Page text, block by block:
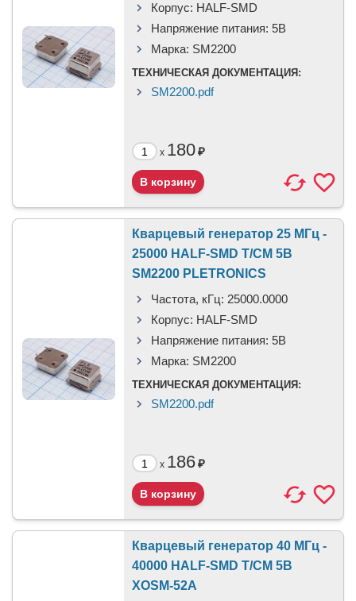
Корпус: HALF-SMD
Напряжение питания: 5В
Марка: SM2200
ТЕХНИЧЕСКАЯ ДОКУМЕНТАЦИЯ:
SM2200.pdf
x 180₽
Кварцевый генератор 25 МГц -
25000 HALF-SMD T/CM 5В
SM2200 PLETRONICS
Частота, кГц: 25000.0000
Корпус: HALF-SMD
Напряжение питания: 5В
Марка: SM2200
ТЕХНИЧЕСКАЯ ДОКУМЕНТАЦИЯ:
SM2200.pdf
x 186₽
Кварцевый генератор 40 МГц -
40000 HALF-SMD T/CM 5В
XOSM-52A